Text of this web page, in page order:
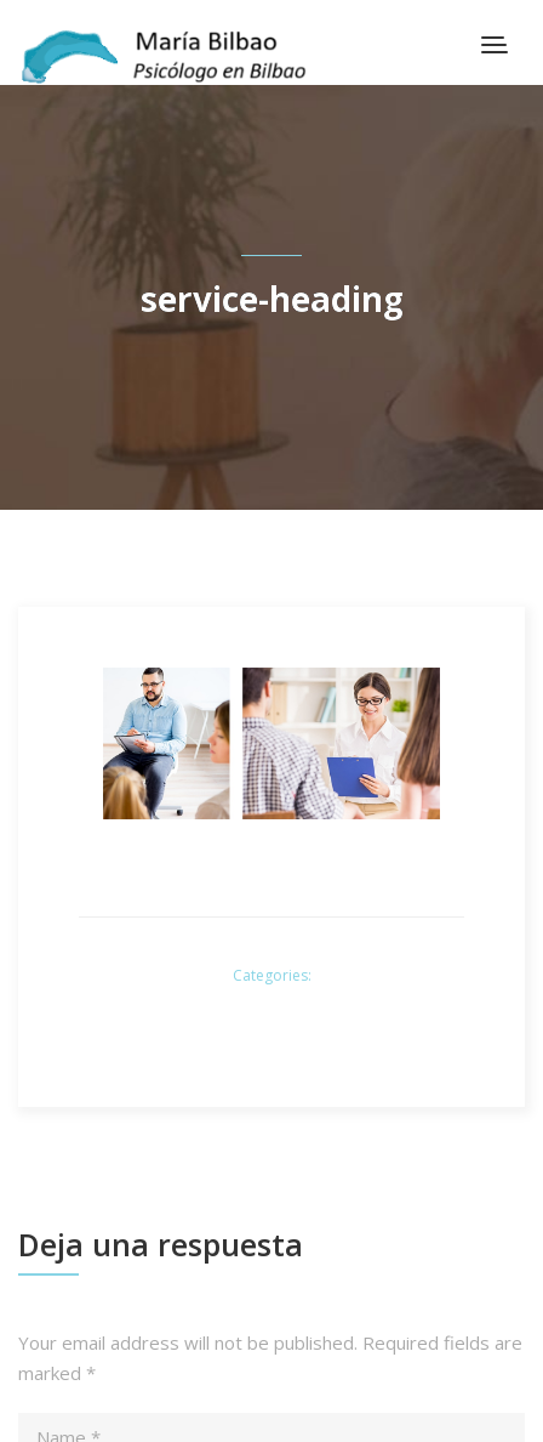
service-heading
Categories:
Deja una respuesta
Your email address will not be published. Required fields are
marked *